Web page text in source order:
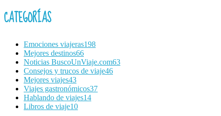
CATEGORÍAS
Emociones viajeras198
Mejores destinos66
Noticias BuscoUnViaje.com63
Consejos y trucos de viaje46
Mejores viajes43
Viajes gastronómicos37
Hablando de viajes14
Libros de viaje10